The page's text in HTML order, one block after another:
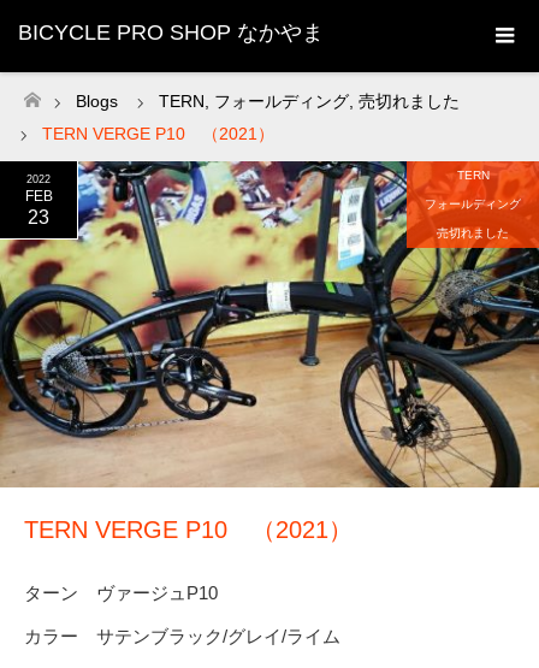
BICYCLE PRO SHOP なかやま
ホーム
Blogs TERN フォールディング 売切れました
TERN VERGE P10 （2021）
2022
FEB
23
TERN
フォールディング
売切れました
TERN VERGE P10 （2021）
ターン ヴァージュP10
カラー サテンブラック/グレイ/ライム